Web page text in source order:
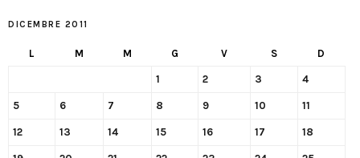
DICEMBRE 2011
L M M G V S D
1 2 3 4
5 6 7 8 9 10 11
12 13 14 15 16 17 18